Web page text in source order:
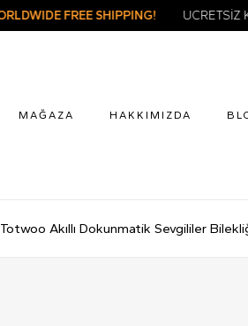
KARGO!WORLDWIDE FREE
MAĞAZA HAKKIMIZDA
Akıllı Dokunmatik Sevgililer